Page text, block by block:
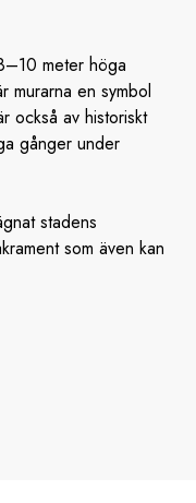
meter höga
murarna en symbol
också av historiskt
gånger under
stadens
som även kan